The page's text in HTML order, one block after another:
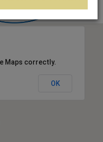
Maps correctly.
OK